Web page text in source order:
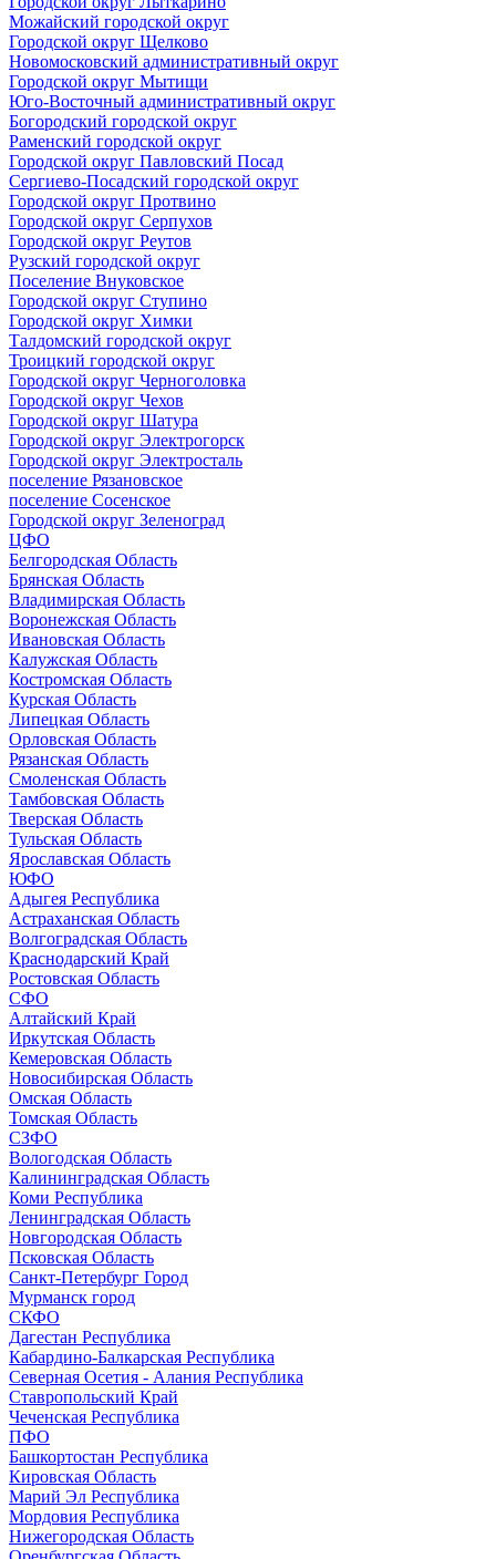
Можайский городской округ
Городской округ Щелково
Новомосковский административный округ
Городской округ Мытищи
Юго-Восточный административный округ
Богородский городской округ
Раменский городской округ
Городской округ Павловский Посад
Сергиево-Посадский городской округ
Городской округ Протвино
Городской округ Серпухов
Городской округ Реутов
Рузский городской округ
Поселение Внуковское
Городской округ Ступино
Городской округ Химки
Талдомский городской округ
Троицкий городской округ
Городской округ Черноголовка
Городской округ Чехов
Городской округ Шатура
Городской округ Электрогорск
Городской округ Электросталь
поселение Рязановское
поселение Сосенское
Городской округ Зеленоград
ЦФО
Белгородская Область
Брянская Область
Владимирская Область
Воронежская Область
Ивановская Область
Калужская Область
Костромская Область
Курская Область
Липецкая Область
Орловская Область
Рязанская Область
Смоленская Область
Тамбовская Область
Тверская Область
Тульская Область
Ярославская Область
ЮФО
Адыгея Республика
Астраханская Область
Волгоградская Область
Краснодарский Край
Ростовская Область
СФО
Алтайский Край
Иркутская Область
Кемеровская Область
Новосибирская Область
Омская Область
Томская Область
СЗФО
Вологодская Область
Калининградская Область
Коми Республика
Ленинградская Область
Новгородская Область
Псковская Область
Санкт-Петербург Город
Мурманск город
СКФО
Дагестан Республика
Кабардино-Балкарская Республика
Северная Осетия - Алания Республика
Ставропольский Край
Чеченская Республика
ПФО
Башкортостан Республика
Кировская Область
Марий Эл Республика
Мордовия Республика
Нижегородская Область